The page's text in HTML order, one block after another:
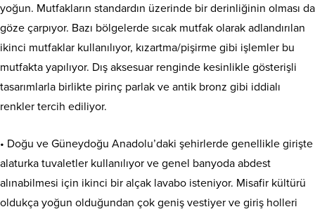
yoğun. Mutfakların standardın üzerinde bir derinliğinin olması da
göze çarpıyor. Bazı bölgelerde sıcak mutfak olarak adlandırılan
ikinci mutfaklar kullanılıyor, kızartma/pişirme gibi işlemler bu
mutfakta yapılıyor. Dış aksesuar renginde kesinlikle gösterişli
tasarımlarla birlikte pirinç parlak ve antik bronz gibi iddialı
renkler tercih ediliyor.
• Doğu ve Güneydoğu Anadolu’daki şehirlerde genellikle girişte
alaturka tuvaletler kullanılıyor ve genel banyoda abdest
alınabilmesi için ikinci bir alçak lavabo isteniyor. Misafir kültürü
oldukça yoğun olduğundan çok geniş vestiyer ve giriş holleri